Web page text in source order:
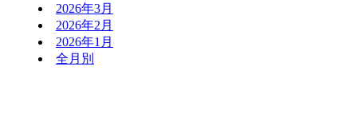
2026年3月
2026年2月
2026年1月
全月別